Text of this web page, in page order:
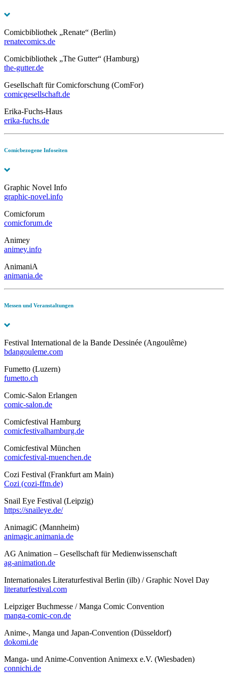
Comicbibliothek „Renate“ (Berlin)
renatecomics.de
Comicbibliothek „The Gutter“ (Hamburg)
the-gutter.de
Gesellschaft für Comicforschung (ComFor)
comicgesellschaft.de
Erika-Fuchs-Haus
erika-fuchs.de
Comicbezogene Infoseiten
Graphic Novel Info
graphic-novel.info
Comicforum
comicforum.de
Animey
animey.info
AnimaniA
animania.de
Messen und Veranstaltungen
Festival International de la Bande Dessinée (Angoulême)
bdangouleme.com
Fumetto (Luzern)
fumetto.ch
Comic-Salon Erlangen
comic-salon.de
Comicfestival Hamburg
comicfestivalhamburg.de
Comicfestival München
comicfestival-muenchen.de
Cozi Festival (Frankfurt am Main)
Cozi (cozi-ffm.de)
Snail Eye Festival (Leipzig)
https://snaileye.de/
AnimagiC (Mannheim)
animagic.animania.de
AG Animation – Gesellschaft für Medienwissenschaft
ag-animation.de
Internationales Literaturfestival Berlin (ilb) / Graphic Novel Day
literaturfestival.com
Leipziger Buchmesse / Manga Comic Convention
manga-comic-con.de
Anime-, Manga und Japan-Convention (Düsseldorf)
dokomi.de
Manga- und Anime-Convention Animexx e.V. (Wiesbaden)
connichi.de